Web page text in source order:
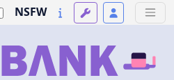
NSFW